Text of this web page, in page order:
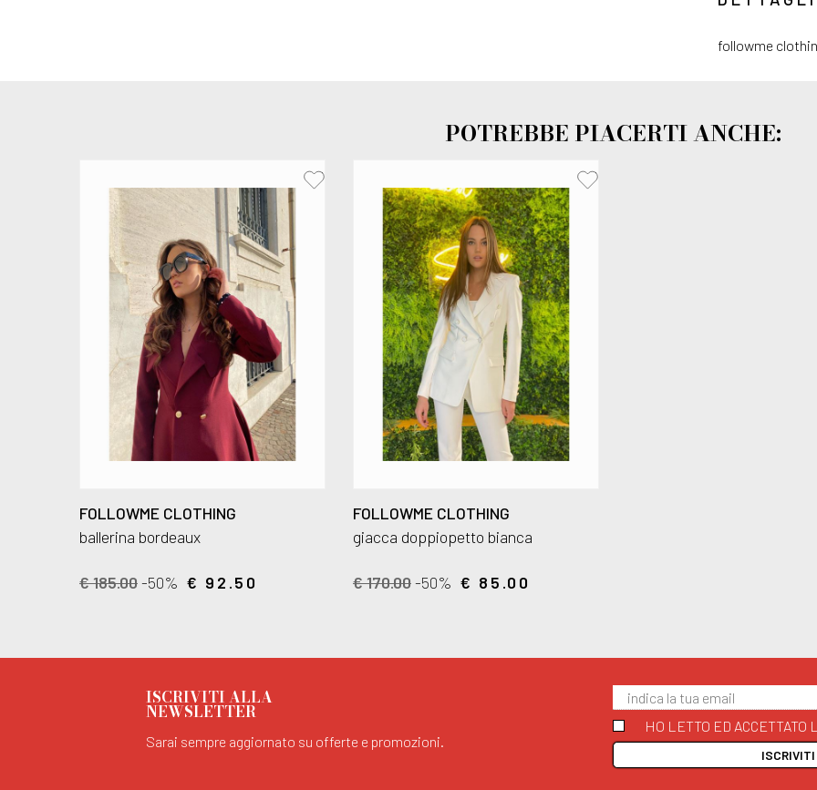
followme
POTREBBE PIACERTI ANCHE:
FOLLOWME CLOTHING
ballerina bordeaux
€ 185.00-50% € 92.50
FOLLOWME CLOTHING
giacca doppiopetto bianca
€ 170.00-50% € 85.00
ISCRIVITI ALLA
NEWSLETTER
Sarai sempre aggiornato su offerte e promozioni.
HO LETTO ED